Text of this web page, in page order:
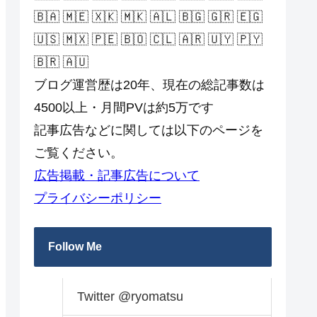
🇧🇦 🇲🇪 🇽🇰 🇲🇰 🇦🇱 🇧🇬 🇬🇷 🇪🇬
🇺🇸 🇲🇽 🇵🇪 🇧🇴 🇨🇱 🇦🇷 🇺🇾 🇵🇾
🇧🇷 🇦🇺
ブログ運営歴は20年、現在の総記事数は
4500以上・月間PVは約5万です
記事広告などに関しては以下のページを
ご覧ください。
広告掲載・記事広告について
プライバシーポリシー
Follow Me
Twitter @ryomatsu